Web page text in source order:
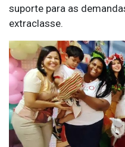
suporte para as
extraclasse.